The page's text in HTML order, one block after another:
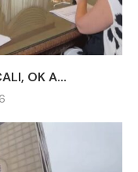
OK A...